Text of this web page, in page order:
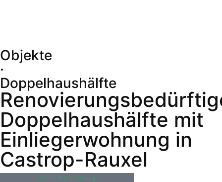
Objekte
·
Doppelhaushälfte
Doppelhaushälfte mit
Einliegerwohnung in
Castrop-Rauxel
Jetzt anrufen